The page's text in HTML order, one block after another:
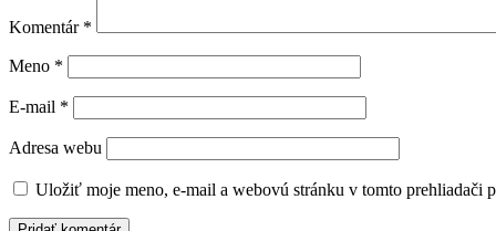
Komentár *
Meno *
E-mail *
Adresa webu
Uložiť moje meno, e-mail a webovú stránku v tomto prehliadači